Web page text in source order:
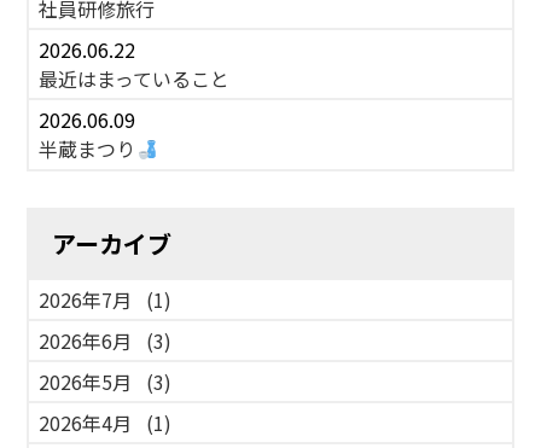
社員研修旅行
2026.06.22
最近はまっていること
2026.06.09
半蔵まつり
アーカイブ
2026年7月
(1)
2026年6月
(3)
2026年5月
(3)
2026年4月
(1)